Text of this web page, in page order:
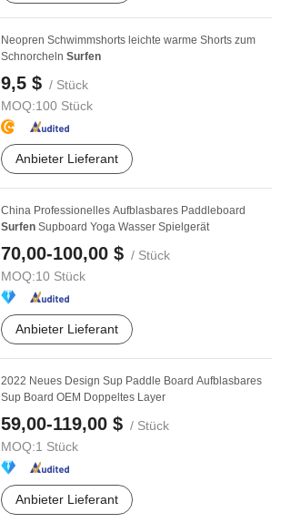
Neopren Schwimmshorts leichte warme Shorts zum
Schnorcheln Surfen
9,5 $ / Stück
MOQ:100 Stück
Anbieter Lieferant
China Professionelles Aufblasbares Paddleboard
Surfen Supboard Yoga Wasser Spielgerät
70,00-100,00 $ / Stück
MOQ:10 Stück
Anbieter Lieferant
2022 Neues Design Sup Paddle Board Aufblasbares
Sup Board OEM Doppeltes Layer
59,00-119,00 $ / Stück
MOQ:1 Stück
Anbieter Lieferant